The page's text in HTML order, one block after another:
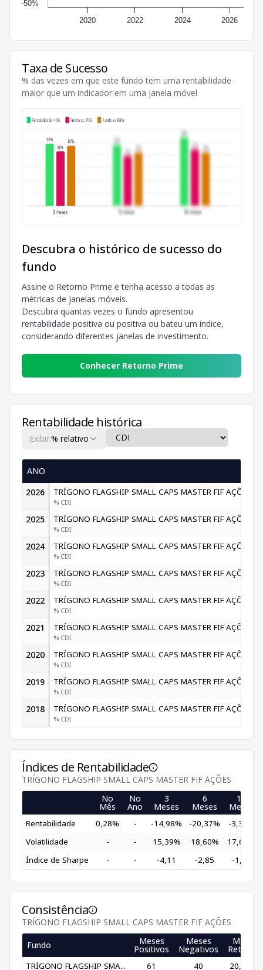
2020 2022 2024 2026
-50%
Taxa de Sucesso
% das vezes em que este fundo tem uma rentabilidade
maior que um indicador em uma janela móvel
Descubra o histórico de sucesso do
fundo
Assine o Retorno Prime e tenha acesso a todas as
métricas de janelas móveis.
Descubra quantas vezes o fundo apresentou
rentabilidade positiva ou positiva ou bateu um índice,
considerando diferentes janelas de investimento.
Conhecer Retorno Prime
Rentabilidade histórica
Exibir:% relativo
ANO
2026
TRÍGONO FLAGSHIP SMALL CAPS MASTER FIF AÇÕES
% CDI
2025 TRÍGONO FLAGSHIP SMALL CAPS MASTER FIF AÇÕES
% CDI
2024 TRÍGONO FLAGSHIP SMALL CAPS MASTER FIF AÇÕES
% CDI
2023 TRÍGONO FLAGSHIP SMALL CAPS MASTER FIF AÇÕES
% CDI
2022 TRÍGONO FLAGSHIP SMALL CAPS MASTER FIF AÇÕES
% CDI
2021 TRÍGONO FLAGSHIP SMALL CAPS MASTER FIF AÇÕES
% CDI
2020 TRÍGONO FLAGSHIP SMALL CAPS MASTER FIF AÇÕES
% CDI
2019 TRÍGONO FLAGSHIP SMALL CAPS MASTER FIF AÇÕES
% CDI
2018 TRÍGONO FLAGSHIP SMALL CAPS MASTER FIF AÇÕES
% CDI
Índices de Rentabilidade
TRÍGONO FLAGSHIP SMALL CAPS MASTER FIF AÇÕES
No
Mês
No
Ano
3
Meses
6
Meses
12
Meses
Rentabilidade 0,28% - -14,98% -20,37% -3,36%
Volatilidade
- - 15,39% 18,60%
17,62%
Índice de Sharpe
- - -4,11 -2,85 -1,04
Consistência
TRÍGONO FLAGSHIP SMALL CAPS MASTER FIF AÇÕES
Fundo Meses
Positivos
Meses
Negativos
Maior
Retorno
TRÍGONO FLAGSHIP SMA... 61 40 20,96%